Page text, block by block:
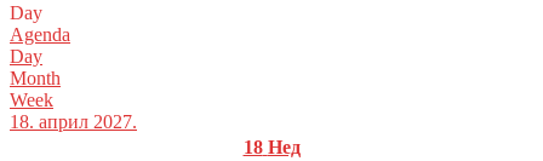
Day
Agenda
Day
Month
Week
18. април 2027.
18 Нед